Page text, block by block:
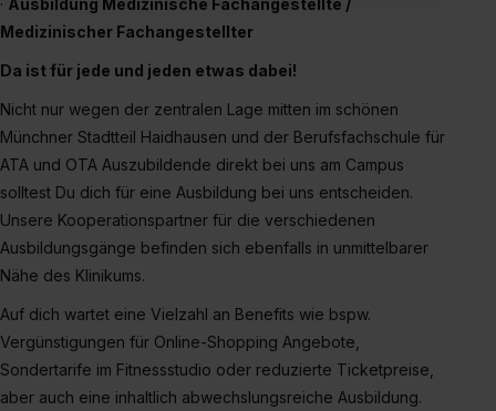
Inhalte (z.B. Videos oder Posts) angezeigt und hierfür
Dienste, ggfs. mit Sitz in den USA, übermittelt werden.
Eine Erlaubnis hierfür kannst du auch später noch im
Einzelfall bei dem jeweiligen Inhalt erteilen. Willst du nur
bestimmte Verwendungszwecke zulassen, triff deine
Auswahl über die Checkboxen und klick auf „Auswahl
erlauben“. Die Einwilligung zur Platzierung von Cookies
der Kategorien „Präferenzen“, „Statistiken“ und „Social
Media und Marketing“ umfasst hierbei die Einwilligung
S. 1 lit. a) DS-GVO). Die USA verfügen über kein
angemessenes Datenschutzniveau (EuGH – Schrems
II). Du kannst die von dir erteilte Einwilligung jederzeit mit
Wirkung für die Zukunft ganz oder teilweise über unsere
Medizinischer Fachangestellter
Da ist für jede und jeden etwas dabei!
Nicht nur wegen der zentralen Lage mitten im schönen
Münchner Stadtteil Haidhausen und der Berufsfachschule für
ATA und OTA Auszubildende direkt bei uns am Campus
solltest Du dich für eine Ausbildung bei uns entscheiden.
Unsere Kooperationspartner für die verschiedenen
Ausbildungsgänge befinden sich ebenfalls in unmittelbarer
Nähe des Klinikums.
Auf dich wartet eine Vielzahl an Benefits wie bspw.
Vergünstigungen für Online-Shopping Angebote,
Sondertarife im Fitnessstudio oder reduzierte Ticketpreise,
aber auch eine inhaltlich abwechslungsreiche Ausbildung.